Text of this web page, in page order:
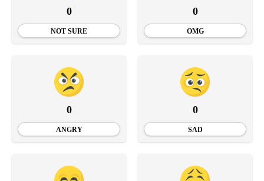
0
NOT SURE
0
OMG
0
ANGRY
0
SAD